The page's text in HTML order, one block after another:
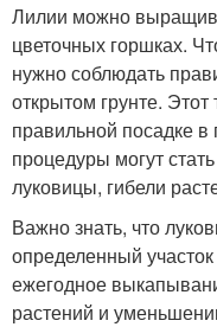
Лилии можно
цветочных горшках.
нужно соблюдать
открытом грунте. Этот
правильной посадке в
процедуры могут
луковицы, гибели
Важно знать, что
определенный участок
ежегодное
растений и